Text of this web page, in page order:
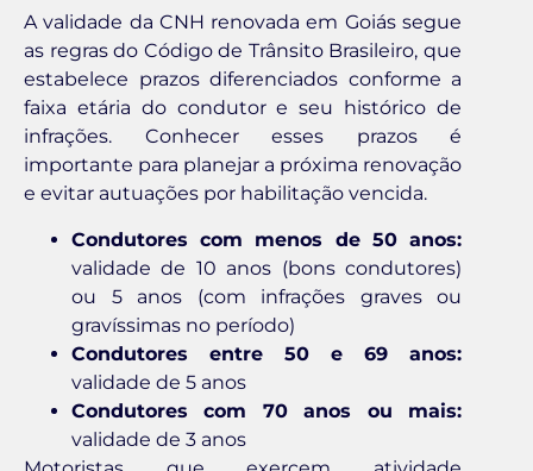
A validade da CNH renovada em Goiás segue
as regras do Código de Trânsito Brasileiro, que
estabelece prazos diferenciados conforme a
faixa etária do condutor e seu histórico de
infrações. Conhecer esses prazos é
importante para planejar a próxima renovação
e evitar autuações por habilitação vencida.
Condutores com menos de 50 anos:
validade de 10 anos (bons condutores)
ou 5 anos (com infrações graves ou
gravíssimas no período)
Condutores entre 50 e 69 anos:
validade de 5 anos
Condutores com 70 anos ou mais:
validade de 3 anos